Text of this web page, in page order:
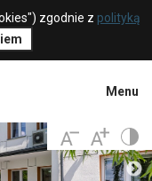
zgodnie z polityką
Menu